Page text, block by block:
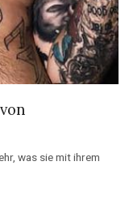
was sie mit ihrem